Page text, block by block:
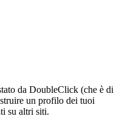
da DoubleClick (che è di
un profilo dei tuoi
su altri siti.